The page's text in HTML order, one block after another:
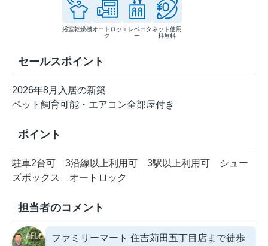
浴室乾燥機オートロッ
ク
エレベータ
ー
ネット使用
料無料
セールスポイント
2026年8月入居の新築
ペット飼育可能・エアコン全部屋付き
ポイント
駐車2台可 3沿線以上利用可 3駅以上利用可
シュー
ズボックス
オートロック
担当者のコメント
ファミリーマート 住吉苅田五丁目店まで徒歩